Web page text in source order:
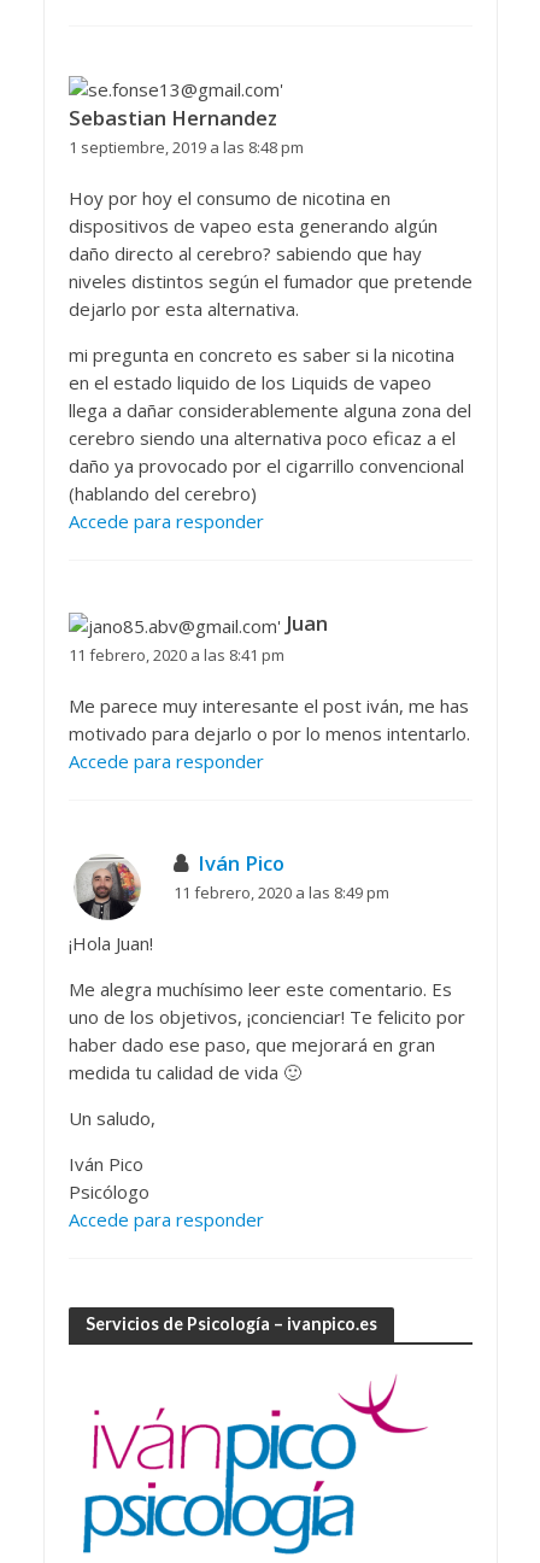
Sebastian Hernandez
1 septiembre, 2019 a las 8:48 pm
Hoy por hoy el consumo de nicotina en
dispositivos de vapeo esta generando algún
daño directo al cerebro? sabiendo que hay
niveles distintos según el fumador que pretende
dejarlo por esta alternativa.
mi pregunta en concreto es saber si la nicotina
en el estado liquido de los Liquids de vapeo
llega a dañar considerablemente alguna zona del
cerebro siendo una alternativa poco eficaz a el
daño ya provocado por el cigarrillo convencional
(hablando del cerebro)
Accede para responder
Juan
11 febrero, 2020 a las 8:41 pm
Me parece muy interesante el post iván, me has
motivado para dejarlo o por lo menos intentarlo.
Accede para responder
Iván Pico
11 febrero, 2020 a las 8:49 pm
¡Hola Juan!
Me alegra muchísimo leer este comentario. Es
uno de los objetivos, ¡concienciar! Te felicito por
haber dado ese paso, que mejorará en gran
medida tu calidad de vida 🙂
Un saludo,
Iván Pico
Psicólogo
Accede para responder
Servicios de Psicología – ivanpico.es